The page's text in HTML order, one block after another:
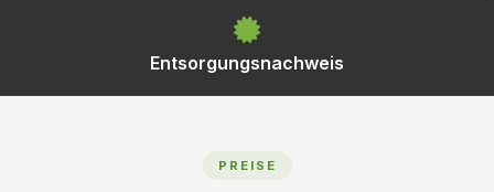
Entsorgungsnachweis
PREISE